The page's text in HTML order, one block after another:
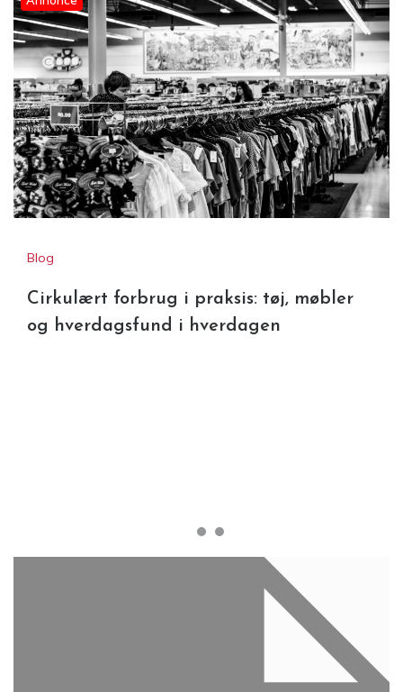
Blog
Cirkulært forbrug i praksis: tøj, møbler
og hverdagsfund i hverdagen